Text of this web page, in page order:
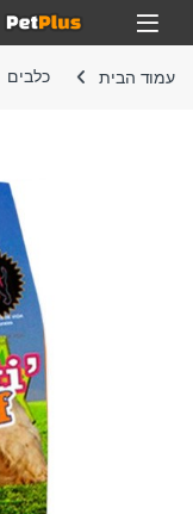
Skip to navigation
Skip to content
Open
עמוד הבית כלבים